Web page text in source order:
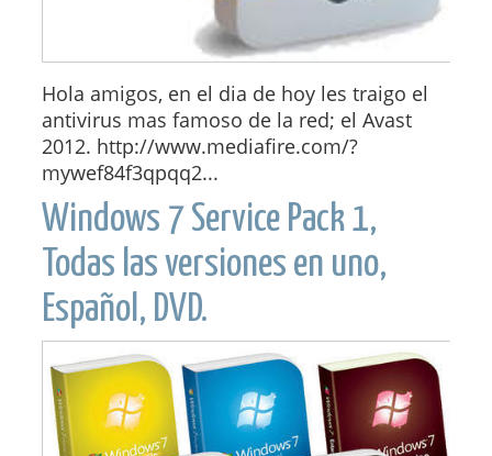
Hola amigos, en el dia de hoy les traigo el
antivirus mas famoso de la red; el Avast
2012. http://www.mediafire.com/?
mywef84f3qpqq2...
Windows 7 Service Pack 1,
Todas las versiones en uno,
Español, DVD.